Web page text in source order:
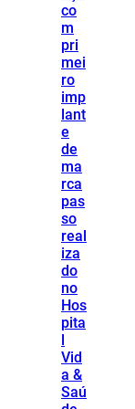
co
m
pri
mei
ro
imp
lant
e
de
ma
rca
pas
so
real
iza
do
no
Hos
pita
l
Vid
a &
Saú